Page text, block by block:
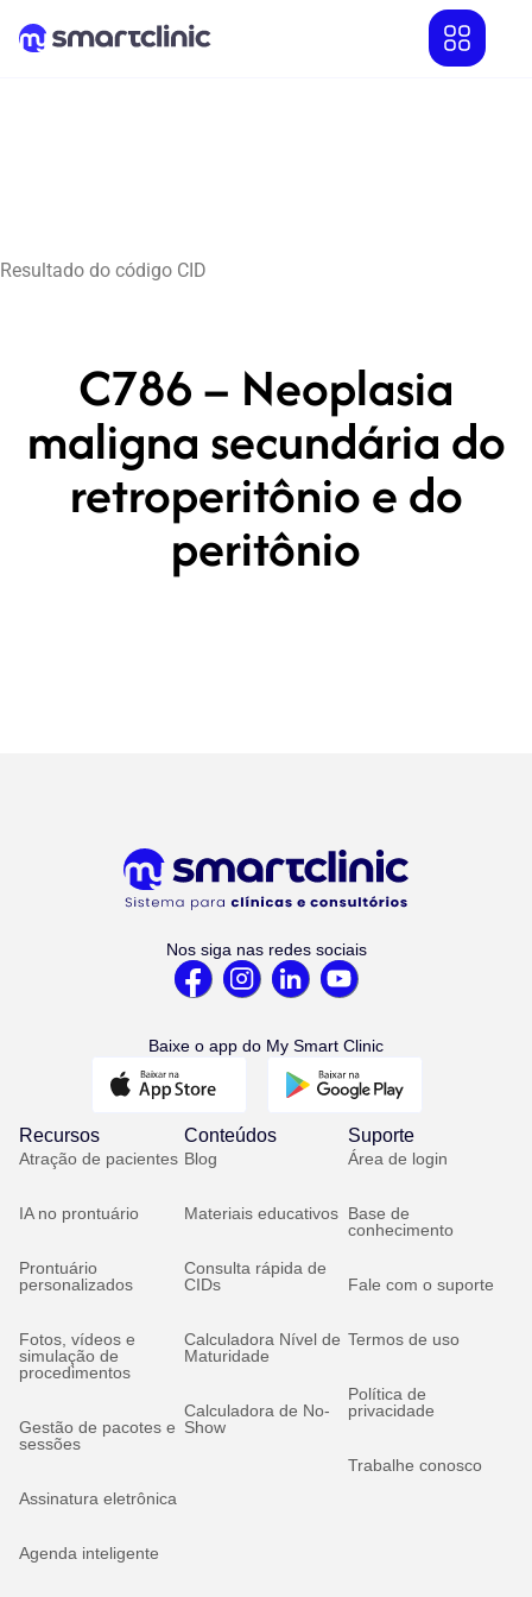
Resultado do código CID
C786 – Neoplasia
maligna secundária do
retroperitônio e do
peritônio
Nos siga nas redes sociais
Baixe o app do My Smart Clinic
Recursos
Atração de pacientes
IA no prontuário
Prontuário
personalizados
Fotos, vídeos e
simulação de
procedimentos
Gestão de pacotes e
sessões
Assinatura eletrônica
Agenda inteligente
Conteúdos
Blog
Materiais educativos
Consulta rápida de
CIDs
Calculadora Nível de
Maturidade
Calculadora de No-
Show
Suporte
Área de login
Base de
conhecimento
Fale com o suporte
Termos de uso
Política de
privacidade
Trabalhe conosco